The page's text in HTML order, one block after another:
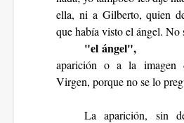
ella, ni a Gilberto, quien
que había visto el ángel. No
"el ángel",
aparición o a la imagen
Virgen, porque no se lo
La aparición, sin